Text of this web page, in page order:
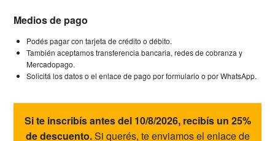
Medios de pago
Podés pagar con tarjeta de crédito o débito.
También aceptamos transferencia bancaria, redes de cobranza y
Mercadopago.
Solicitá los datos o el enlace de pago por formulario o por WhatsApp.
Si te inscribís antes del 10/8/2026, recibís un 25%
de descuento.Si querés, te enviamos el enlace de